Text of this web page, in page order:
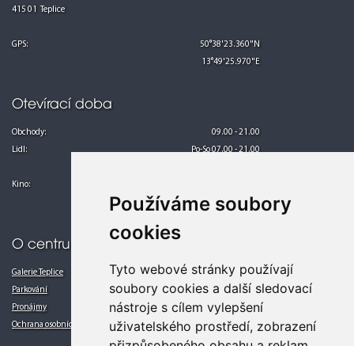
Používáme soubory
cookies
Tyto webové stránky používají
soubory cookies a další sledovací
nástroje s cílem vylepšení
uživatelského prostředí, zobrazení
415 01 Teplice
GPS:
50°38'23.360"N
13°49'25.970"E
Otevírací doba
Obchody:
09.00 - 21.00
Lidl:
Po-So 07.00 - 21.00
Kino:
So-Ne 10.00 - 24.00
O centru
Galerie Teplice
Parkování
Pronájmy
Ochrana osobních údajů